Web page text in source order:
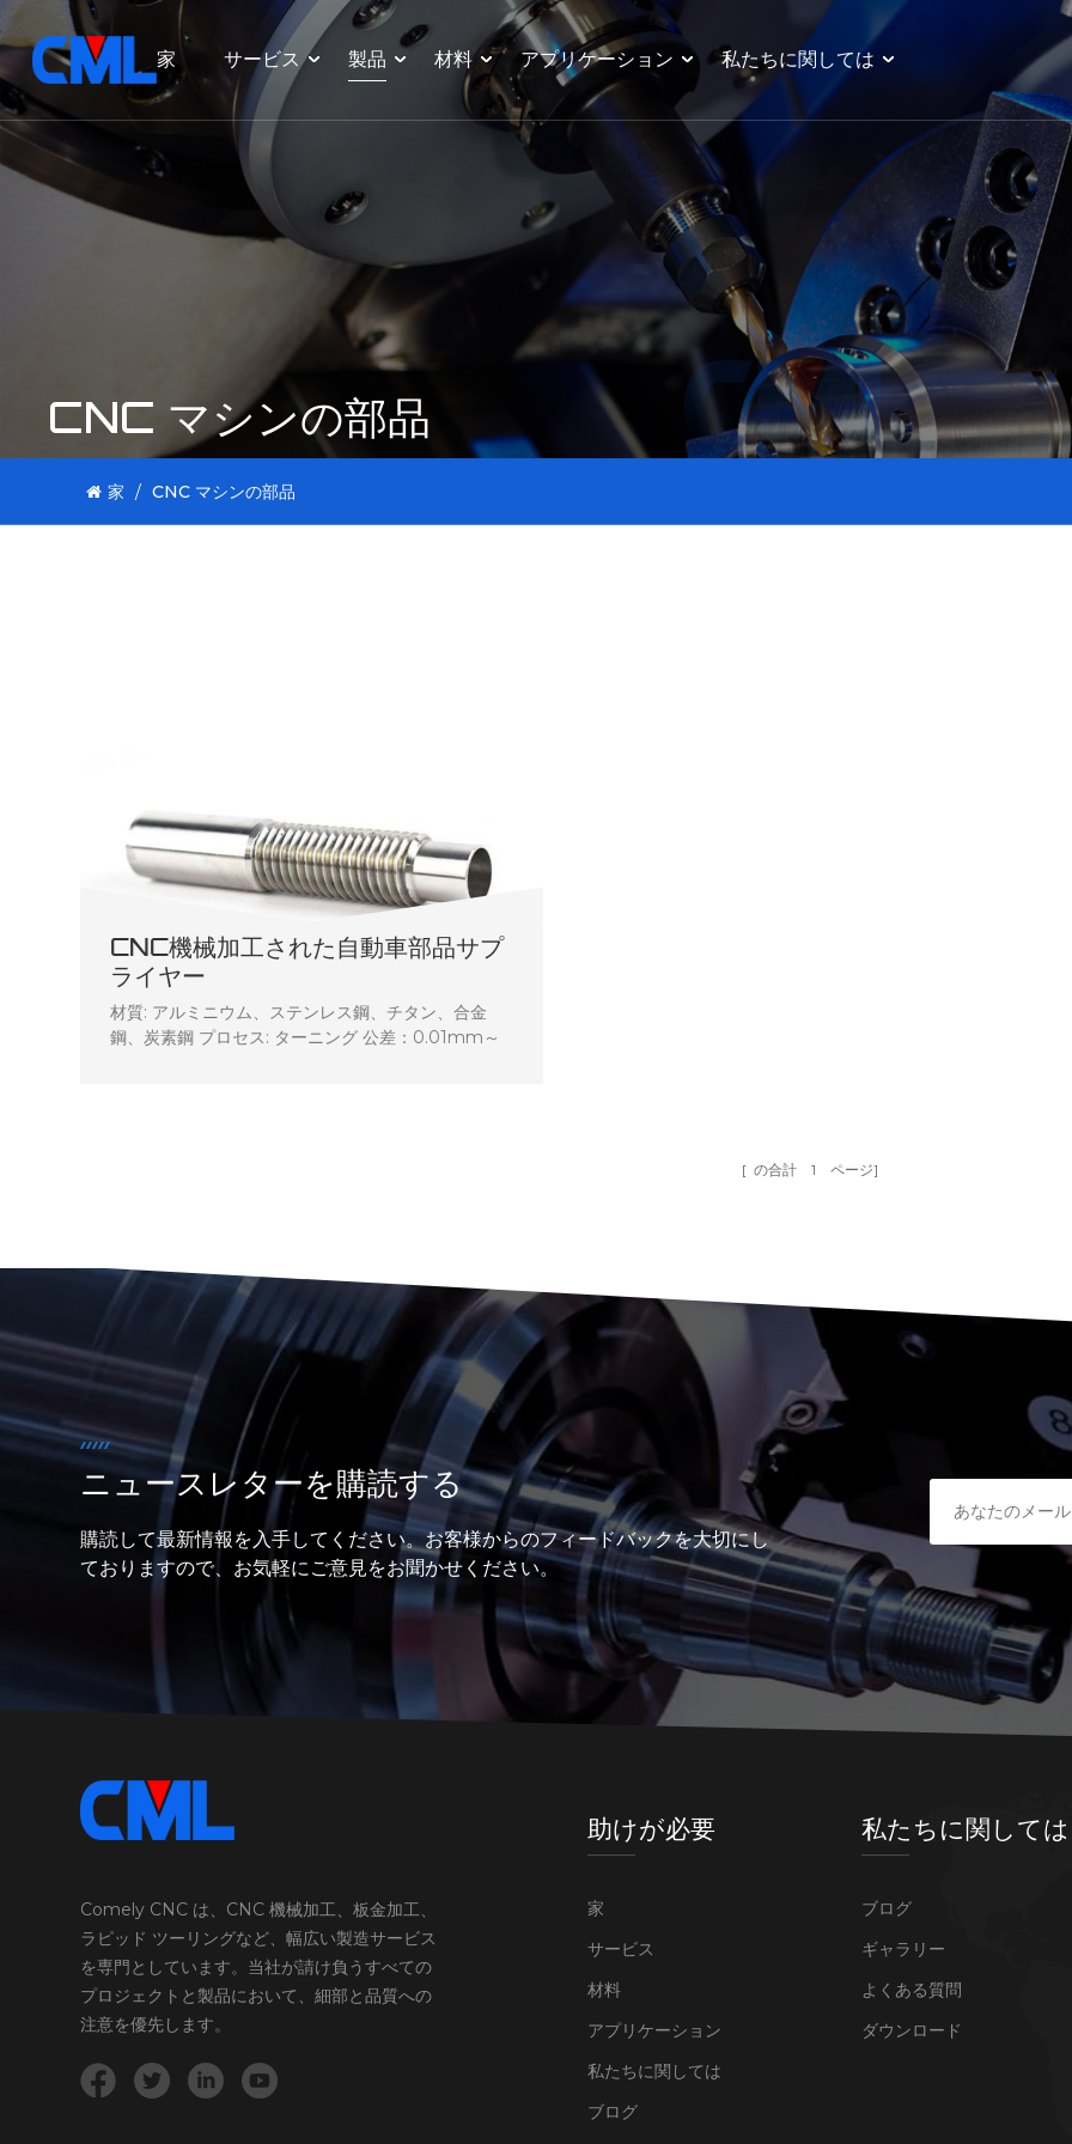
家 サービス 製品 材料 アプリケーション 私たちに関しては
CNC マシンの部品
家 / CNC マシンの部品
CNC機械加工された自動車部品サプ
ライヤー
材質: アルミニウム、ステンレス鋼、チタン、合金
鋼、炭素鋼 プロセス: ターニング 公差：0.01mm～
[ の合計 1 ページ]
ニュースレターを購読する
購読して最新情報を入手してください。お客様からのフィードバックを大切にし
ておりますので、お気軽にご意見をお聞かせください。
Comely CNC は、CNC 機械加工、板金加工、
ラピッド ツーリングなど、幅広い製造サービス
を専門としています。当社が請け負うすべての
プロジェクトと製品において、細部と品質への
注意を優先します。
助けが必要
家
サービス
材料
アプリケーション
私たちに関しては
ブログ
私たちに関しては
ブログ
ギャラリー
よくある質問
ダウンロード